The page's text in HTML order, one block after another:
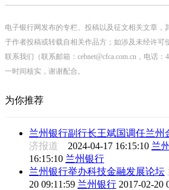
电子银行网发布的专栏、投稿以及征文相关文章，
于作者投稿或转载自相关作品方；如涉及未经许可
联系我们（联系邮箱：cebnet@cfca.com.cn，电话
一时间核实，谢谢配合。
为你推荐
兰州银行副行长王斌国调任兰州
济报道 2024-04-17 16:15:10 兰
16:15:10 兰州银行
兰州银行举办科技金融发展论坛
20 09:11:59 兰州银行 2017-02-20